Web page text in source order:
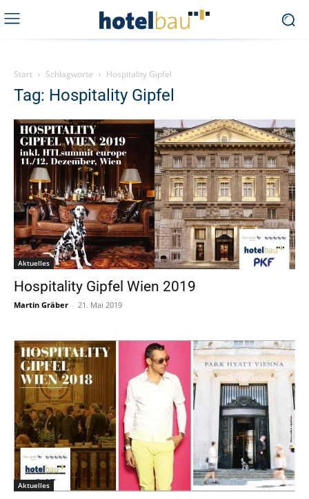
Start Schlagworte Hospitality Gipfel
Tag: Hospitality Gipfel
Aktuelles
Hospitality Gipfel Wien 2019
Martin Gräber - 21. Mai 2019
Aktuelles